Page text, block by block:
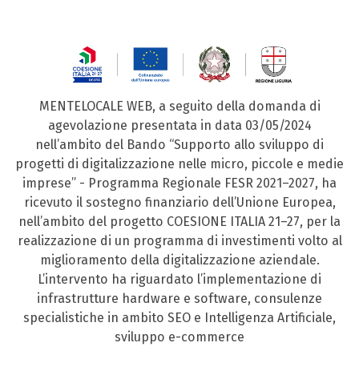
MENTELOCALE WEB, a seguito della domanda di
agevolazione presentata in data 03/05/2024
nell’ambito del Bando “Supporto allo sviluppo di
progetti di digitalizzazione nelle micro, piccole e medie
imprese” - Programma Regionale FESR 2021–2027, ha
ricevuto il sostegno finanziario dell’Unione Europea,
nell’ambito del progetto COESIONE ITALIA 21–27, per la
realizzazione di un programma di investimenti volto al
miglioramento della digitalizzazione aziendale.
L’intervento ha riguardato l’implementazione di
infrastrutture hardware e software, consulenze
specialistiche in ambito SEO e Intelligenza Artificiale,
sviluppo e-commerce